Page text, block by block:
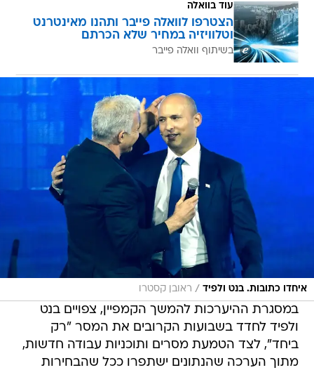
עוד בוואלה
הצטרפו לוואלה פייבר ותהנו מאינטרנט
וטלוויזיה במחיר שלא הכרתם
בשיתוף וואלה פייבר
איחדו כתובות. בנט ולפיד / ראובן קסטרו
במסגרת ההיערכות להמשך הקמפיין, צפויים בנט
ולפיד לחדד בשבועות הקרובים את המסר "רק
ביחד", לצד הטמעת מסרים ותוכניות עבודה חדשות,
מתוך הערכה שהנתונים ישתפרו ככל שהבחירות